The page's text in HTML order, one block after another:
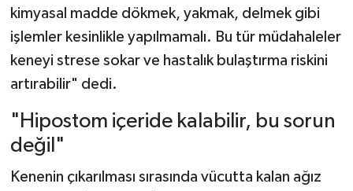
kimyasal madde dökmek, yakmak, delmek gibi
işlemler kesinlikle yapılmamalı. Bu tür müdahaleler
keneyi strese sokar ve hastalık bulaştırma riskini
artırabilir" dedi.
"Hipostom içeride kalabilir, bu sorun
değil"
Kenenin çıkarılması sırasında vücutta kalan ağız